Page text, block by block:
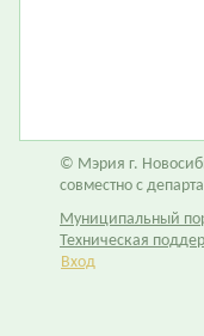
© Мэрия г.
совместно с
Муниципальный
Техническая
Вход